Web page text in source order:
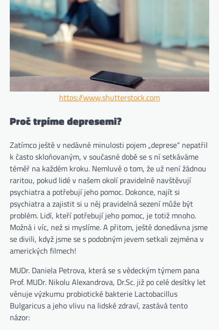
https://www.shutterstock.com
Proč trpíme depresemi?
Zatímco ještě v nedávné minulosti pojem „deprese“ nepatřil
k často skloňovaným, v současné době se s ní setkáváme
téměř na každém kroku. Nemluvě o tom, že už není žádnou
raritou, pokud lidé v našem okolí pravidelně navštěvují
psychiatra a potřebují jeho pomoc. Dokonce, najít si
psychiatra a zajistit si u něj pravidelná sezení může být
problém. Lidí, kteří potřebují jeho pomoc, je totiž mnoho.
Možná i víc, než si myslíme. A přitom, ještě donedávna jsme
se divili, když jsme se s podobným jevem setkali zejména v
amerických filmech!
MUDr. Daniela Petrova, která se s vědeckým týmem pana
Prof. MUDr. Nikolu Alexandrova, Dr.Sc. již po celé desítky let
věnuje výzkumu probiotické bakterie Lactobacillus
Bulgaricus a jeho vlivu na lidské zdraví, zastává tento
názor: